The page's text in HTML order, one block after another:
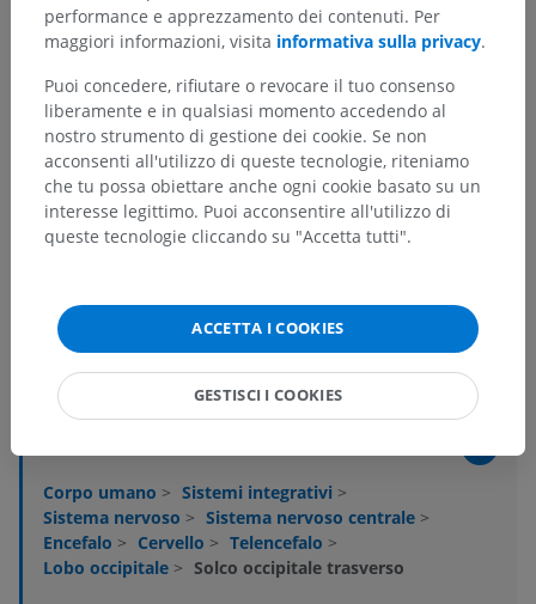
Gerarchia anatomica
Corpo umano > Sistemi integrativi >
Sistema nervoso > Sistema nervoso centrale >
Encefalo > Cervello > Telencefalo >
Lobo occipitale > Solco occipitale trasverso
performance e apprezzamento dei contenuti. Per
maggiori informazioni, visita informativa sulla privacy.
Puoi concedere, rifiutare o revocare il tuo consenso
liberamente e in qualsiasi momento accedendo al
nostro strumento di gestione dei cookie. Se non
acconsenti all'utilizzo di queste tecnologie, riteniamo
che tu possa obiettare anche ogni cookie basato su un
interesse legittimo. Puoi acconsentire all'utilizzo di
queste tecnologie cliccando su "Accetta tutti".
ACCETTA I COOKIES
GESTISCI I COOKIES